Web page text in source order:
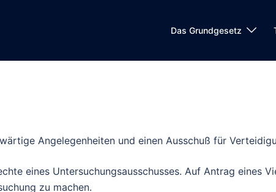
Das Grundgesetz
Angelegenheiten und einen Ausschuß für
eines Untersuchungsausschusses. Auf Antrag eines
zu machen.